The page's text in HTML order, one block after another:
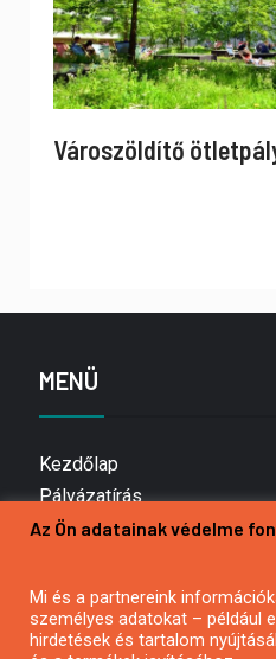
Városzöldítő
MENÜ
Kezdőlap
Pályázatírás
Bemutatkozás
Hírlevél feliratkozás
Impresszum
Az Ön adatainak védelme
Mi és a partnereink
személyes adatokat – például
hirdetések és tartalom